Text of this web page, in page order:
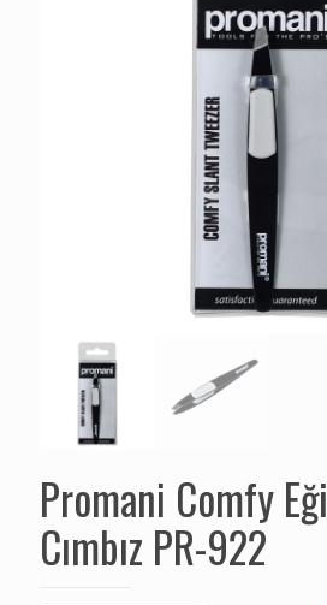
Promani Comfy
Cımbız PR-922